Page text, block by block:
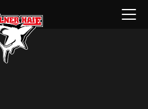
Menü
öffnen